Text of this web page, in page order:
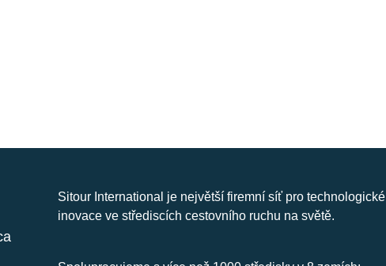
Sitour International je největší firemní síť pro technologické
inovace ve střediscích cestovního ruchu na světě.